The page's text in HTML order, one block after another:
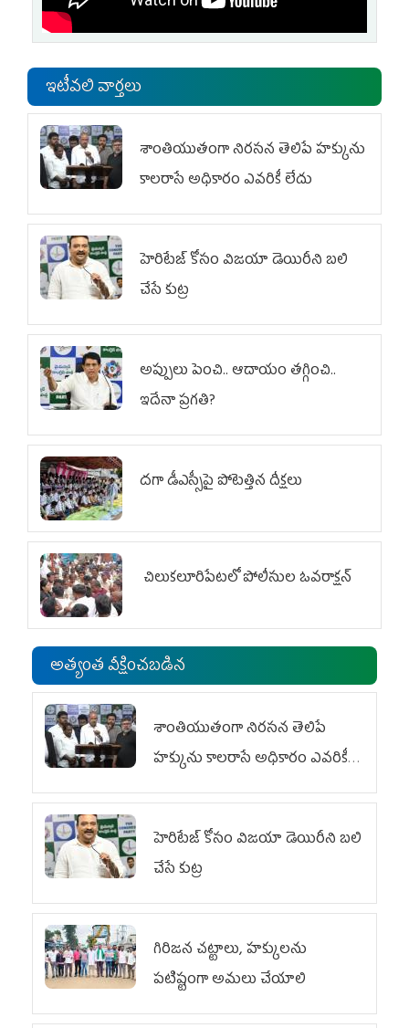
ఇటీవలి వార్తలు
శాంతియుతంగా నిరసన తెలిపే హక్కును
కాలరాసే అధికారం ఎవరికీ లేదు
హెరిటేజ్ కోసం విజయా డెయిరీని బలి
చేసే కుట్ర‌
అప్పులు పెంచి.. ఆదాయం తగ్గించి..
ఇదేనా ప్రగతి?
దగా డీఎస్సీపై పోటెత్తిన దీక్షలు
చిలుక‌లూరిపేట‌లో పోలీసుల ఓవ‌రాక్ష‌న్‌
అత్యంత వీక్షించబడిన
శాంతియుతంగా నిరసన తెలిపే
హక్కును కాలరాసే అధికారం ఎవరికీ
లేదు
హెరిటేజ్ కోసం విజయా డెయిరీని బలి
చేసే కుట్ర‌
గిరిజన చట్టాలు, హక్కులను
పటిష్టంగా అమలు చేయాలి